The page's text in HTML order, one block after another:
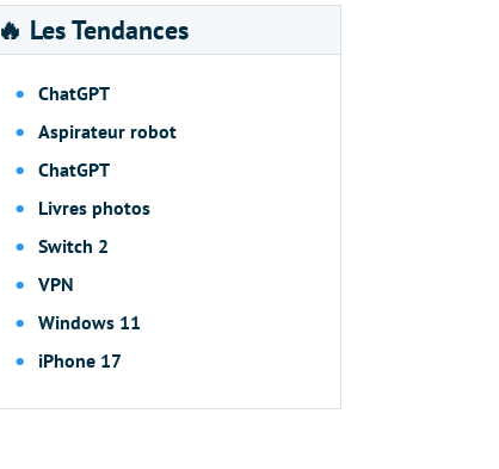
🔥 Les Tendances
ChatGPT
Aspirateur robot
ChatGPT
Livres photos
Switch 2
VPN
Windows 11
iPhone 17